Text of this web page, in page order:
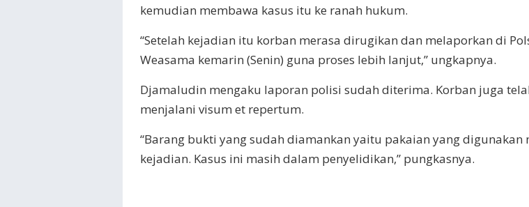
kemudian membawa kasus itu ke ranah hukum.
“Setelah kejadian itu korban merasa dirugikan dan melaporkan di
Weasama kemarin (Senin) guna proses lebih lanjut,” ungkapnya.
Djamaludin mengaku laporan polisi sudah diterima. Korban juga
menjalani visum et repertum.
“Barang bukti yang sudah diamankan yaitu pakaian yang digunakan
kejadian. Kasus ini masih dalam penyelidikan,” pungkasnya.